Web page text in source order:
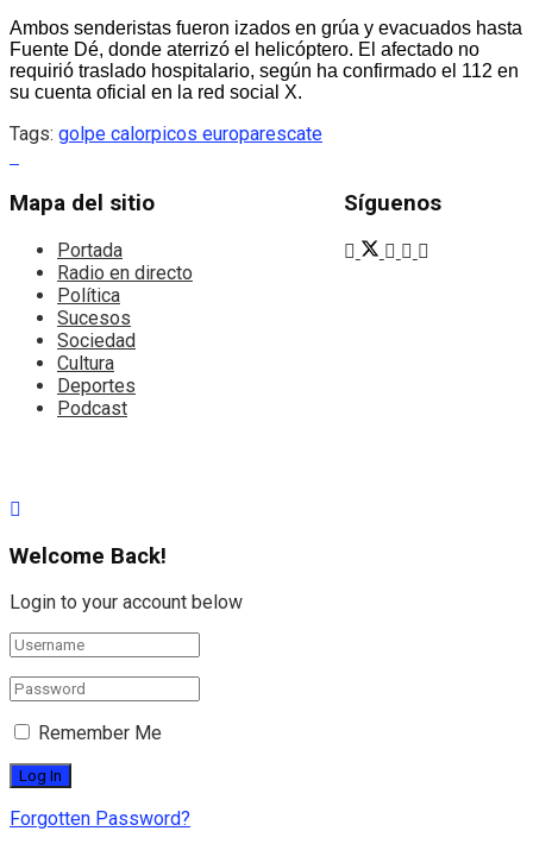
Ambos senderistas fueron izados en grúa y evacuados hasta
Fuente Dé, donde aterrizó el helicóptero. El afectado no
requirió traslado hospitalario, según ha confirmado el 112 en
su cuenta oficial en la red social X.
Tags: golpe calorpicos europarescate
Mapa del sitio
Portada
Radio en directo
Política
Sucesos
Sociedad
Cultura
Deportes
Podcast
Síguenos
Welcome Back!
Login to your account below
Remember Me
Forgotten Password?